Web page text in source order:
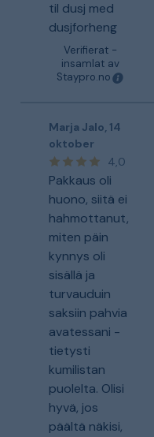
til dusj med
dusjforheng
Verifierat -
insamlat av
Staypro.no
Marja Jalo, 14
oktober
4,0
Pakkaus oli
huono, siitä ei
hahmottanut,
miten päin
kynnys oli
sisällä ja
turvauduin
saksiin pahvia
avatessani -
tietysti
kumilistan
puolelta. Olisi
hyvä, jos
päältä näkisi,